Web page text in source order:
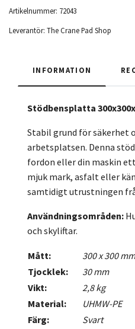
Artikelnummer: 72043
Leverantör: The Crane Pad Shop
INFORMATION
Stödbensplatta
Stabil grund för säkerhet
arbetsplatsen. Denna
fordon eller din maskin
mjuk mark, asfalt eller
samtidigt utrustningen
Användningsområden:
och skyliftar.
Mått:
300 x 300 mm
Tjocklek:
30 mm
Vikt:
2,8 kg
Material:
UHMW-PE
Färg:
Svart